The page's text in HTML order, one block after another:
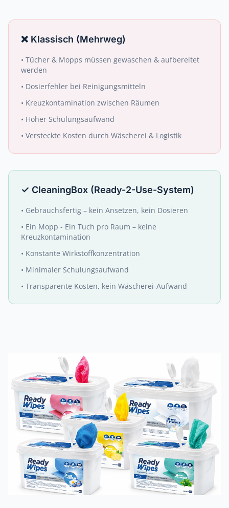
❌ Klassisch (Mehrweg)
• Tücher & Mopps müssen gewaschen & aufbereitet
werden
• Dosierfehler bei Reinigungsmitteln
• Kreuzkontamination zwischen Räumen
• Hoher Schulungsaufwand
• Versteckte Kosten durch Wäscherei & Logistik
✓ CleaningBox (Ready-2-Use-System)
• Gebrauchsfertig – kein Ansetzen, kein Dosieren
• Ein Mopp - Ein Tuch pro Raum – keine
Kreuzkontamination
• Konstante Wirkstoffkonzentration
• Minimaler Schulungsaufwand
• Transparente Kosten, kein Wäscherei-Aufwand